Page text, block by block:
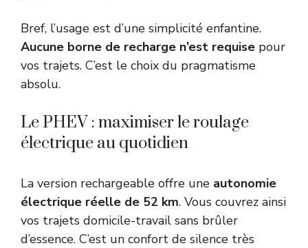
Bref, l’usage est d’une simplicité enfantine.
Aucune borne de recharge n’est requise pour
vos trajets. C’est le choix du pragmatisme
absolu.
Le PHEV : maximiser le roulage
électrique au quotidien
La version rechargeable offre une autonomie
électrique réelle de 52 km. Vous couvrez ainsi
vos trajets domicile-travail sans brûler
d’essence. C’est un confort de silence très